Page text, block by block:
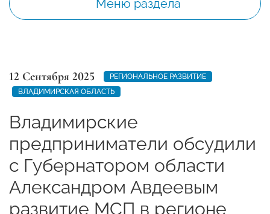
Меню раздела
12 Сентября 2025
РЕГИОНАЛЬНОЕ РАЗВИТИЕ
ВЛАДИМИРСКАЯ ОБЛАСТЬ
Владимирские
предприниматели обсудили
с Губернатором области
Александром Авдеевым
развитие МСП в регионе